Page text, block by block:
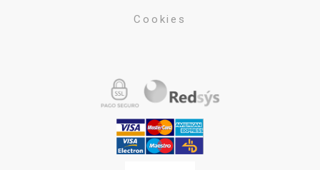
Cookies